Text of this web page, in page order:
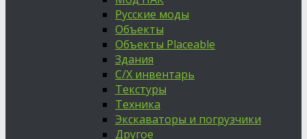
Русские моды
Объекты
Объекты Placeable
Здания
С/Х инвентарь
Текстуры
Техника
Экскаваторы и погрузчики
Другое